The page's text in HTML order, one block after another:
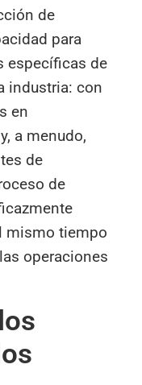
de
para
específicas de
industria: con
en
a menudo,
de
de
mismo tiempo
operaciones